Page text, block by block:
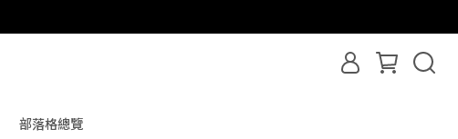
部落格總覽